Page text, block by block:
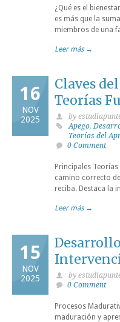
¿Qué es el
es más que la
miembros de una
Leer más →
16
NOV
2025
Claves
Teorías
by
Apego,
Teorías del
0 Comment
Principales
camino correcto
reciba. Destaca la
Leer más →
15
NOV
2025
by
0 Comment
Procesos
maduración y